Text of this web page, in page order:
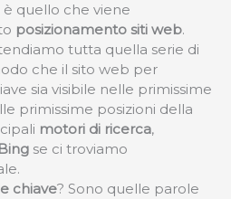
è quello che viene
posizionamento siti web.
tutta quella serie di
che il sito web per
sia visibile nelle primissime
primissime posizioni della
motori di ricerca,
Bing se ci troviamo
chiave? Sono quelle parole